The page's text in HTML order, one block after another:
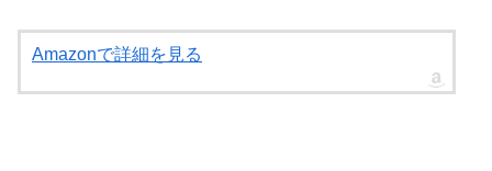
Amazonで詳細を見る